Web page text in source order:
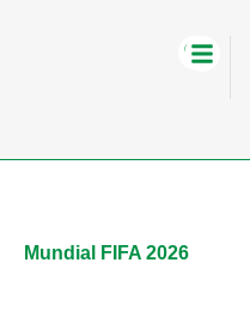
Mundial FIFA 2026